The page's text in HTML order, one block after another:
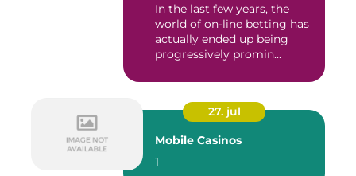
In the last few years, the
world of on-line betting has
actually ended up being
progressively promin...
27. jul
Mobile Casinos
1